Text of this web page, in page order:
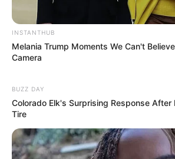
To provide the best experiences, we use
and/or access device information. Consenting to
Політика
Спорт
НАПИШIТЬ НАМ
INSTANTHUB
Melania Trump Moments We Can't
Camera
BUZZ DAY
Colorado Elk's Surprising Response After
Tire